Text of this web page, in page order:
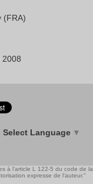
(FRA)
2008
Select Language ▼
à l'article L 122-5 du code de la
expresse de l'auteur."